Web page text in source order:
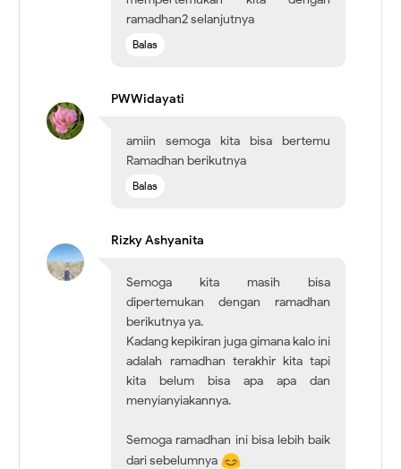
ramadhan2 selanjutnya
Balas
PWWidayati
amiin semoga kita bisa bertemu
Ramadhan berikutnya
Balas
Rizky Ashyanita
Semoga kita masih bisa
dipertemukan dengan ramadhan
berikutnya ya.
Kadang kepikiran juga gimana kalo ini
adalah ramadhan terakhir kita tapi
kita belum bisa apa apa dan
menyianyiakannya.
Semoga ramadhan ini bisa lebih baik
dari sebelumnya